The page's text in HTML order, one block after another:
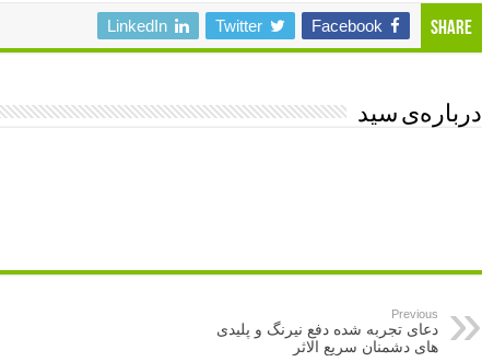
Share
Facebook
Twitter
LinkedIn
درباره‌ی سید
Previous
دعای تجربه شده دفع نیرنگ و پلیدی
های دشمنان سریع الاثر